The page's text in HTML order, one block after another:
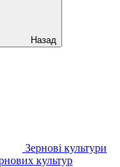
Назад
Зернові культури
культур